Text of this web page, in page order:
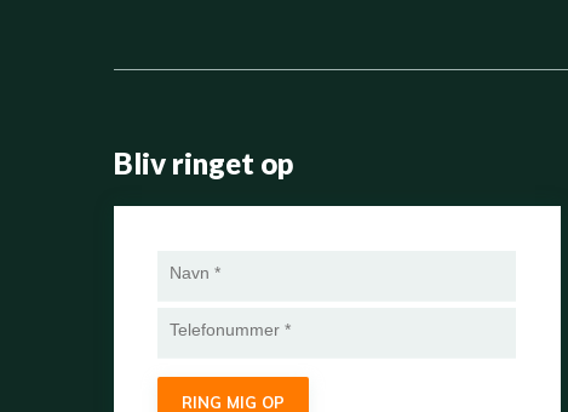
Bliv ringet op